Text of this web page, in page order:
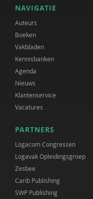
NAVIGATIE
Auteurs
Boeken
Vakbladen
Kennisbanken
Agenda
Nieuws
Klantenservice
Vacatures
PARTNERS
Logacom Congressen
Logavak Opleidingsgroep
Zesbee
Carib Publishing
SWP Publishing